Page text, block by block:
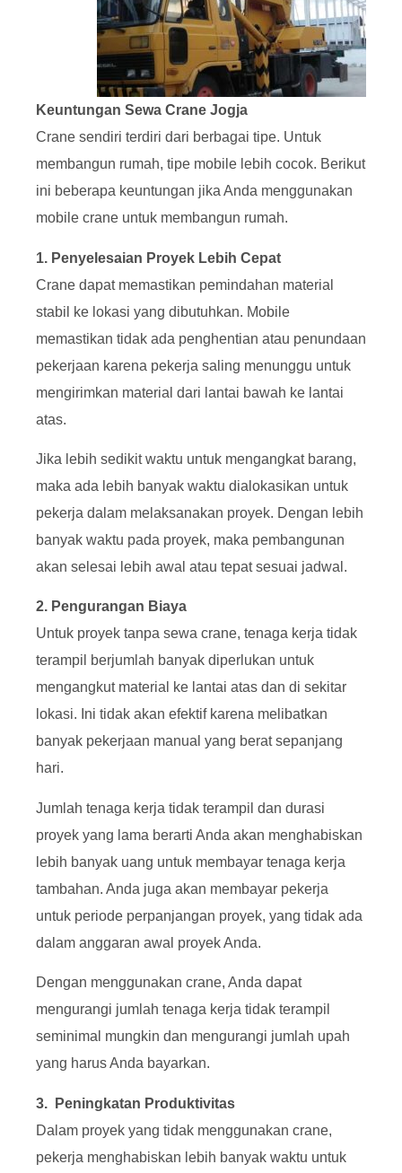
Keuntungan Sewa Crane Jogja
Crane sendiri terdiri dari berbagai tipe. Untuk
membangun rumah, tipe mobile lebih cocok. Berikut
ini beberapa keuntungan jika Anda menggunakan
mobile crane untuk membangun rumah.
1. Penyelesaian Proyek Lebih Cepat
Crane dapat memastikan pemindahan material
stabil ke lokasi yang dibutuhkan. Mobile
memastikan tidak ada penghentian atau penundaan
pekerjaan karena pekerja saling menunggu untuk
mengirimkan material dari lantai bawah ke lantai
atas.
Jika lebih sedikit waktu untuk mengangkat barang,
maka ada lebih banyak waktu dialokasikan untuk
pekerja dalam melaksanakan proyek. Dengan lebih
banyak waktu pada proyek, maka pembangunan
akan selesai lebih awal atau tepat sesuai jadwal.
2. Pengurangan Biaya
Untuk proyek tanpa sewa crane, tenaga kerja tidak
terampil berjumlah banyak diperlukan untuk
mengangkut material ke lantai atas dan di sekitar
lokasi. Ini tidak akan efektif karena melibatkan
banyak pekerjaan manual yang berat sepanjang
hari.
Jumlah tenaga kerja tidak terampil dan durasi
proyek yang lama berarti Anda akan menghabiskan
lebih banyak uang untuk membayar tenaga kerja
tambahan. Anda juga akan membayar pekerja
untuk periode perpanjangan proyek, yang tidak ada
dalam anggaran awal proyek Anda.
Dengan menggunakan crane, Anda dapat
mengurangi jumlah tenaga kerja tidak terampil
seminimal mungkin dan mengurangi jumlah upah
yang harus Anda bayarkan.
3. Peningkatan Produktivitas
Dalam proyek yang tidak menggunakan crane,
pekerja menghabiskan lebih banyak waktu untuk